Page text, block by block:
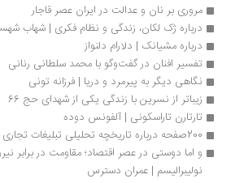
مروری بر نان و عدالت در ایران عصر قاجار
درباره ژک لکان، زندگی و نظام فکری | شهاب شهسواری
درباره مشیانک | دلارام دلنواز
تفسیر افنان در گفت‌وگو با محمد سلطانی رنانی
نگاهی دیگر به پیرمرد و دریا | فرزانه تونی
زیباتر از نسرین با زندگی یکی از شهدای حج 66
تارتارن تاراسکونی | آلفونس دوده
و اما دوستی در عصر اقتصاد؛ مقاومت در برابر نیروهای
نولیبرالیسم | عمران دسترس